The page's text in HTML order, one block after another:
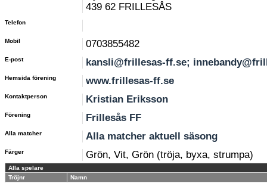
439 62 FRILLESÅS
Telefon
Mobil 0703855482
E-post kansli@frillesas-ff.se;
Hemsida förening www.frillesas-ff.se
Kontaktperson Kristian Eriksson
Förening Frillesås FF
Alla matcher Alla matcher aktuell säsong
Färger Grön, Vit, Grön (tröja, byxa, strumpa)
Alla spelare
Tröjnr
Namn